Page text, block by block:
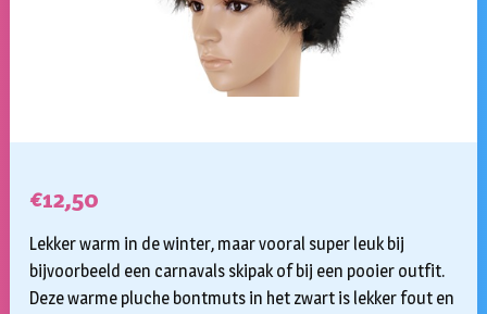
€12,50
Lekker warm in de winter, maar vooral super leuk bij
bijvoorbeeld een carnavals skipak of bij een pooier outfit.
Deze warme pluche bontmuts in het zwart is lekker fout en